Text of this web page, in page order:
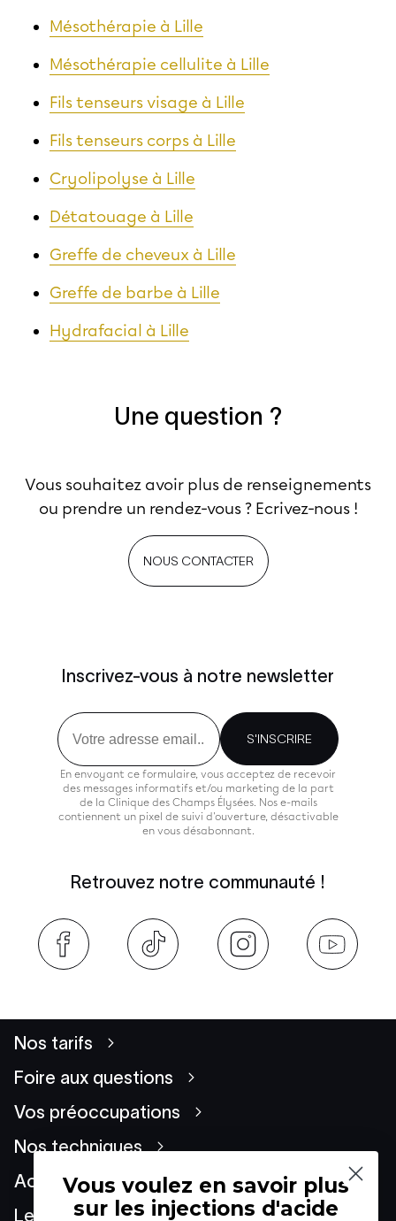
Mésothérapie à Lille
Mésothérapie cellulite à Lille
Fils tenseurs visage à Lille
Fils tenseurs corps à Lille
Cryolipolyse à Lille
Détatouage à Lille
Greffe de cheveux à Lille
Greffe de barbe à Lille
Hydrafacial à Lille
Une question ?
Vous souhaitez avoir plus de renseignements
ou prendre un rendez-vous ? Ecrivez-nous !
NOUS CONTACTER
Inscrivez-vous à notre newsletter
Email
S'INSCRIRE
En envoyant ce formulaire, vous acceptez de recevoir
des messages informatifs et/ou marketing de la part
de la Clinique des Champs Élysées. Nos e-mails
contiennent un pixel de suivi d'ouverture, désactivable
en vous désabonnant.
Retrouvez notre communauté !
Nos tarifs
Foire aux questions
Vos préoccupations
Nos techniques
Actualités
Le Groupe
Vous voulez en savoir plus
sur les injections d'acide